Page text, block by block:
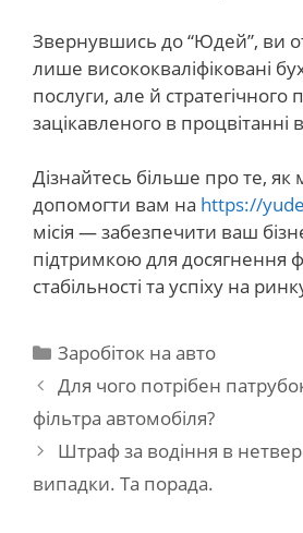
Звернувшись до “Юдей”, ви
лише висококваліфіковані
послуги, але й стратегічного
зацікавленого в процвітанні
Дізнайтесь більше про те,
допомогти вам на https://
місія — забезпечити ваш
підтримкою для досягнення
стабільності та успіху на
Категорії
Заробіток на авто
Навігація
по
запису
Для чого потрібен
фільтра автомобіля?
Штраф за водіння в
випадки. Та порада.